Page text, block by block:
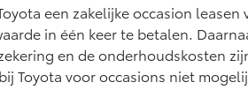
een zakelijke occasion
in één keer te betalen.
en de onderhoudskosten
Toyota voor occasions niet